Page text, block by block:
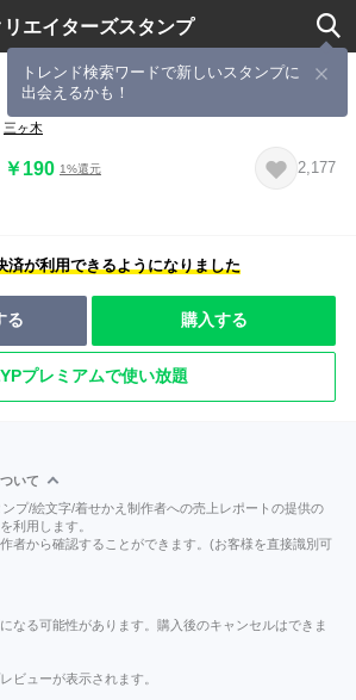
リエイターズスタンプ
トレンド検索ワードで新しいスタンプに
出会えるかも！
しろもちもち
三ヶ木
￥190 1%還元 2,177
済が利用できるようになりました
る 購入する
プレミアムで使い放題
いて
プ/絵文字/着せかえ制作者への売上レポートの提供の
利用します。
者から確認することができます。(お客様を直接識別可
なる可能性があります。購入後のキャンセルはできま
ビューが表示されます。